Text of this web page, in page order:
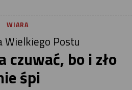
WIARA
Wielkiego Postu
czuwać, bo i zło
śpi